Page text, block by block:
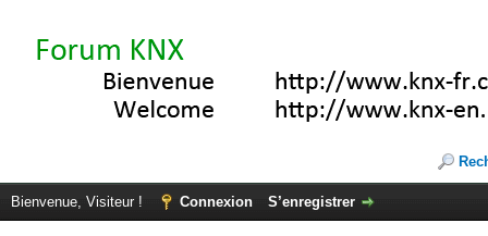
Bienvenue, Visiteur ! Connexion S’enregistrer